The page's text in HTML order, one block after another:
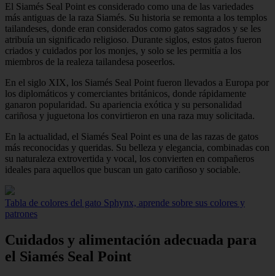
El Siamés Seal Point es considerado como una de las variedades
más antiguas de la raza Siamés. Su historia se remonta a los templos
tailandeses, donde eran considerados como gatos sagrados y se les
atribuía un significado religioso. Durante siglos, estos gatos fueron
criados y cuidados por los monjes, y solo se les permitía a los
miembros de la realeza tailandesa poseerlos.
En el siglo XIX, los Siamés Seal Point fueron llevados a Europa por
los diplomáticos y comerciantes británicos, donde rápidamente
ganaron popularidad. Su apariencia exótica y su personalidad
cariñosa y juguetona los convirtieron en una raza muy solicitada.
En la actualidad, el Siamés Seal Point es una de las razas de gatos
más reconocidas y queridas. Su belleza y elegancia, combinadas con
su naturaleza extrovertida y vocal, los convierten en compañeros
ideales para aquellos que buscan un gato cariñoso y sociable.
Tabla de colores del gato Sphynx, aprende sobre sus colores y
patrones
Cuidados y alimentación adecuada para
el Siamés Seal Point